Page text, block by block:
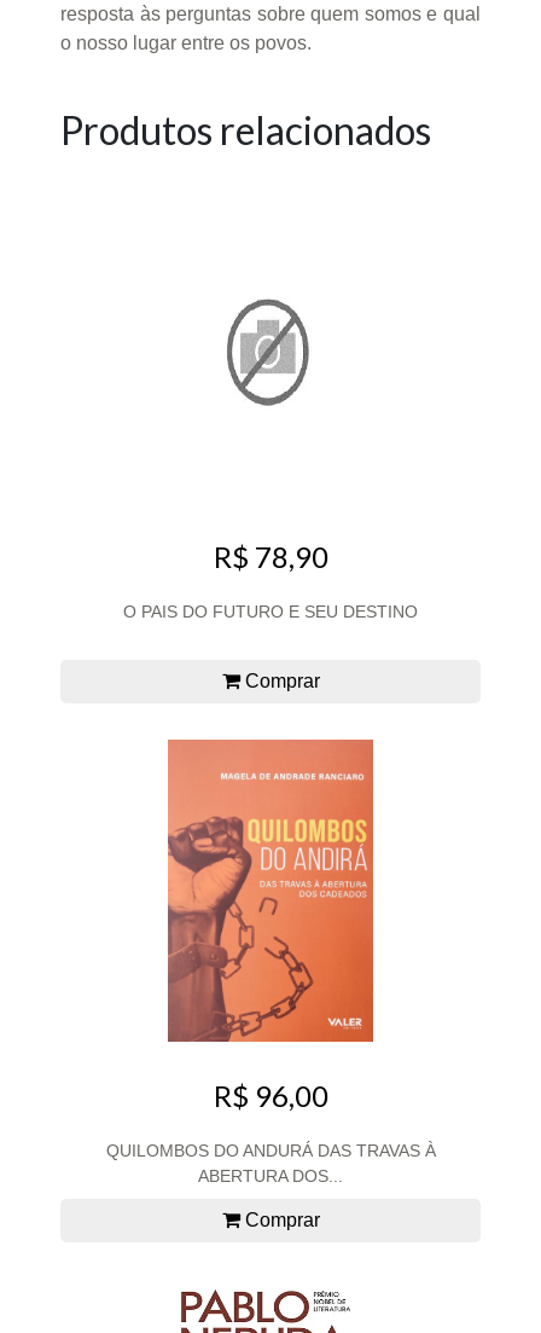
resposta às perguntas sobre quem somos e qual
o nosso lugar entre os povos.
Produtos relacionados
R$ 78,90
O PAIS DO FUTURO E SEU DESTINO
Comprar
R$ 96,00
QUILOMBOS DO ANDURÁ DAS TRAVAS À
ABERTURA DOS...
Comprar